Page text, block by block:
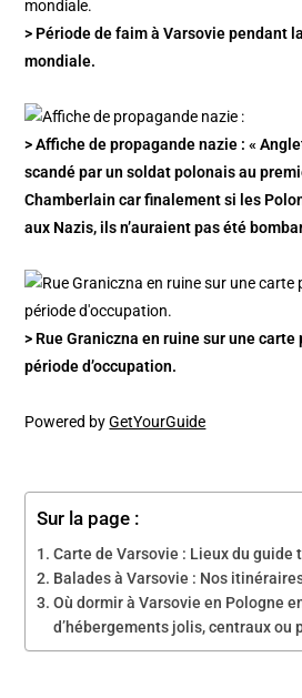
> Période de faim à Varsovie pendant
mondiale.
> Affiche de propagande nazie : «
scandé par un soldat polonais au
Chamberlain car finalement si les
aux Nazis, ils n’auraient pas été
> Rue Graniczna en ruine sur une
période d’occupation.
Powered byGetYourGuide
Sur la page :
Carte de Varsovie : Lieux du guide
Balades à Varsovie : Nos
Où dormir à Varsovie en Pologne
d’hébergements jolis, centraux ou